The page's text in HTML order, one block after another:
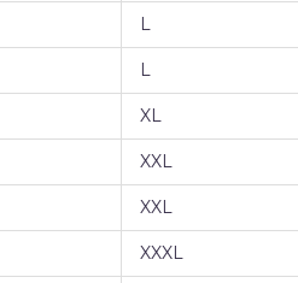
L
L
XL
XXL
XXL
XXXL